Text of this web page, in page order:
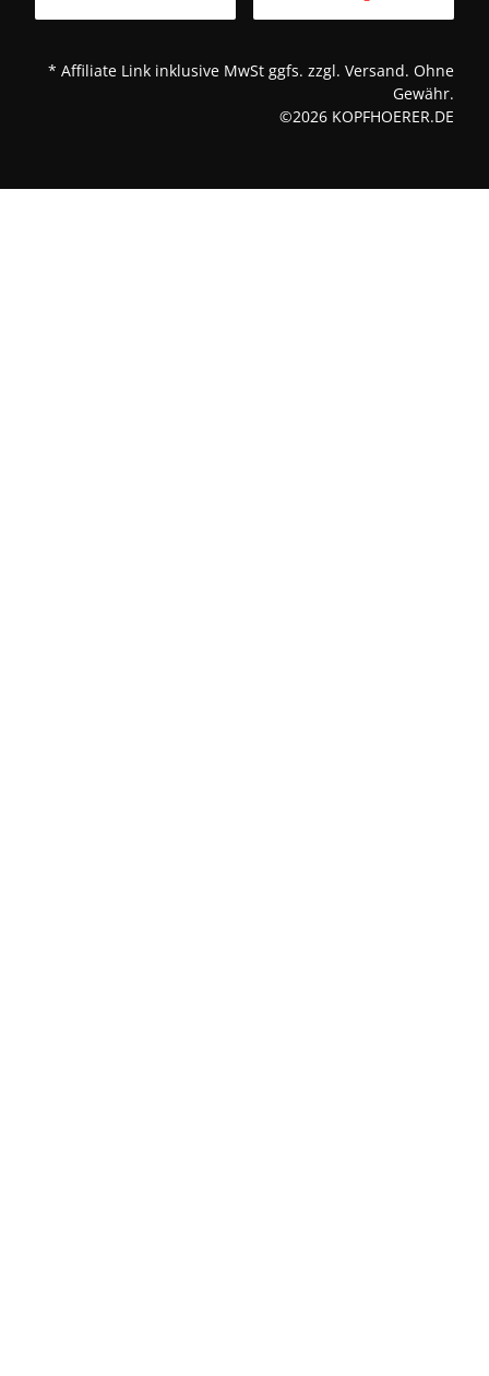
* Affiliate Link inklusive MwSt ggfs. zzgl. Versand. Ohne
Gewähr.
©2026 KOPFHOERER.DE